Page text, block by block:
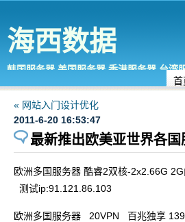
海西数据
韩国服务器,美国服务器,香港服务器,台湾
首
« 网站入门设计优化
2011-6-20 16:53:47
最新推出欧美亚世界各
欧洲多国服务器 酷睿2双核-2x2.66G
测试ip:91.121.86.103
欧洲多国服务器 20VPN 百兆独享